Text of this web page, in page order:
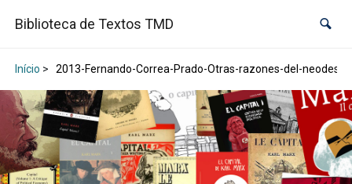
Biblioteca de Textos TMD
Início > 2013-Fernando-Correa-Prado-Otras-razones-del-